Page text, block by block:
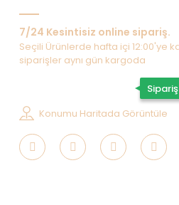
7/24 Kesintisiz online sipariş.
Seçili Ürünlerde hafta içi 12:00'ye
siparişler aynı gün kargoda
Konumu Haritada Görüntüle